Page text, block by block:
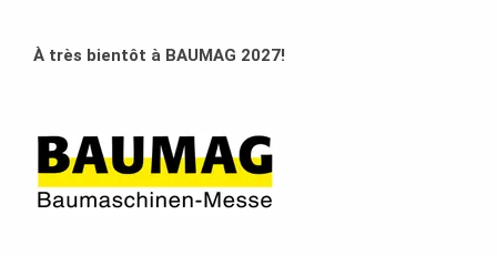
À très bientôt à BAUMAG 2027!